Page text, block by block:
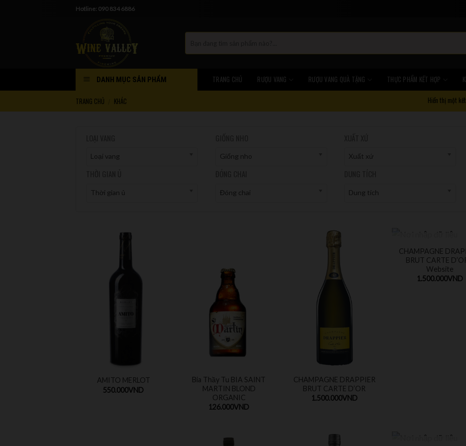
Hotline: 090 834 6886
DANH MỤC SẢN PHẨM TRANG CHỦ RƯỢU VANG RƯỢU VANG QUÀ TẶNG THỰC PHẨM KẾT HỢP
TRANG CHỦ KHÁC Hiển thị một
Loại vang Giống nho Xuất xứ
Thời gian ủ Đóng chai Dung tích
AMITO MERLOT
550.000VND
Bia Thầy Tu BIA SAINT
MARTIN BLOND
ORGANIC
126.000VND
CHAMPAGNE DRAPPIER
BRUT CARTE D’OR
1.500.000VND
HẾT HÀNG
CHAMPAGNE
BRUT CARTE
Website
1.500.000VND